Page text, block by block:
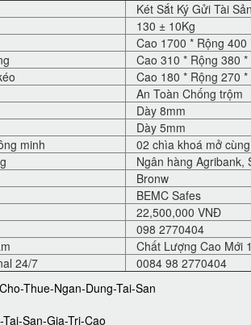
Két Sắt Ký Gửi Tài
130 ± 10Kg
Cao 1700 * Rộng
Cao 310 * Rộng 380
Cao 180 * Rộng 270
An Toàn Chống trộm
Dày 8mm
Dày 5mm
minh
02 chìa khoá mở
Ngân hàng Agribank,
Bronw
BEMC Safes
22,500,000 VNĐ
098 2770404
Chất Lượng Cao Mới
24/7
0084 98 2770404